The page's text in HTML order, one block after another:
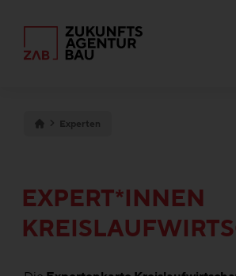
Experten
EXPERT*INNEN